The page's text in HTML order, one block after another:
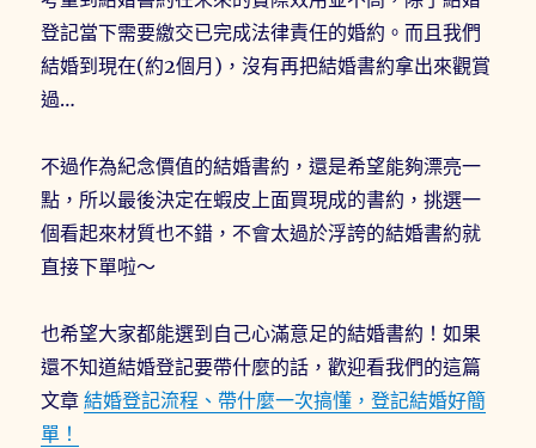
登記當下需要繳交已完成法律責任的婚約。而且我們
結婚到現在(約2個月)，沒有再把結婚書約拿出來觀賞
過…
不過作為紀念價值的結婚書約，還是希望能夠漂亮一
點，所以最後決定在蝦皮上面買現成的書約，挑選一
個看起來材質也不錯，不會太過於浮誇的結婚書約就
直接下單啦～
也希望大家都能選到自己心滿意足的結婚書約！如果
還不知道結婚登記要帶什麼的話，歡迎看我們的這篇
文章結婚登記流程、帶什麼一次搞懂，登記結婚好簡
單！